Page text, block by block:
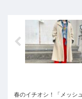
春のイチオシ！「メッシ